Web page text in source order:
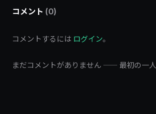
コメント (0)
コメントするには ログイン。
まだコメントがありません —— 最初の一人